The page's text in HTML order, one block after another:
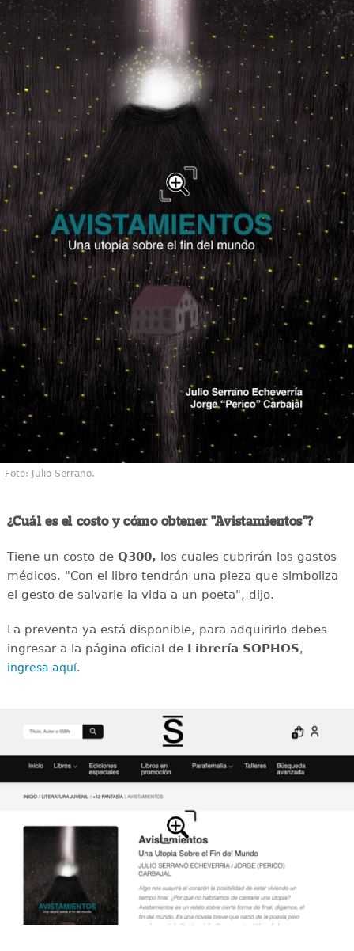
Foto: Julio Serrano.
¿Cuál es el costo y cómo obtener "Avistamientos"?
Tiene un costo de Q300, los cuales cubrirán los gastos
médicos. "Con el libro tendrán una pieza que simboliza
el gesto de salvarle la vida a un poeta", dijo.
La preventa ya está disponible, para adquirirlo debes
ingresar a la página oficial de Librería SOPHOS,
ingresa aquí.